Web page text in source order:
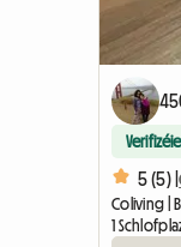
5 (5) |
Coliving |
1